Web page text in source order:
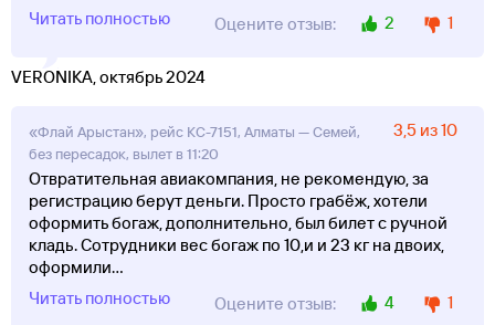
Читать полностью
Оцените отзыв: 2 1
VERONIKA, октябрь 2024
«Флай Арыстан», рейс KC-7151, Алматы — Семей,
без пересадок, вылет в 11:20
3,5 из 10
Отвратительная авиакомпания, не рекомендую, за
регистрацию берут деньги. Просто грабёж, хотели
оформить богаж, дополнительно, был билет с ручной
кладь. Сотрудники вес богаж по 10,и и 23 кг на двоих,
оформили...
Читать полностью
Оцените отзыв: 4 1